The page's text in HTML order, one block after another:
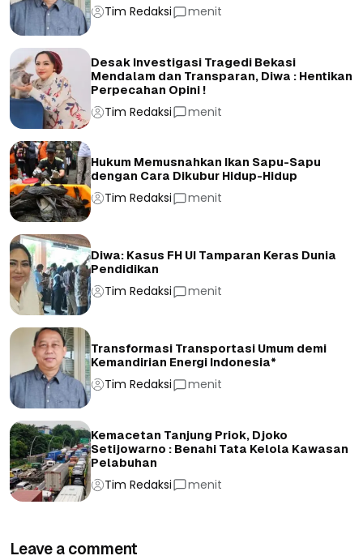
Tim Redaksi menit
Desak Investigasi Tragedi Bekasi
Mendalam dan Transparan, Diwa : Hentikan
Perpecahan Opini !
Tim Redaksi menit
Hukum Memusnahkan Ikan Sapu-Sapu
dengan Cara Dikubur Hidup-Hidup
Tim Redaksi menit
Diwa: Kasus FH UI Tamparan Keras Dunia
Pendidikan
Tim Redaksi menit
Transformasi Transportasi Umum demi
Kemandirian Energi Indonesia*
Tim Redaksi menit
Kemacetan Tanjung Priok, Djoko
Setijowarno : Benahi Tata Kelola Kawasan
Pelabuhan
Tim Redaksi menit
Leave a comment